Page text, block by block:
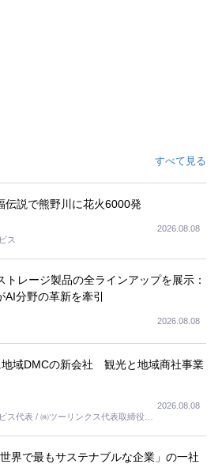
すべて見る
説で熊野川に花火6000発
ス
2026.08.08
レージ製品の全ラインアップを展示：
分野の革新を牽引
2026.08.08
地域DMCの新会社 観光と地域商社事業
ス代表 / ㈱ツーリンクス代表取締役社
2026.08.08
界で最もサステナブルな企業」の一社